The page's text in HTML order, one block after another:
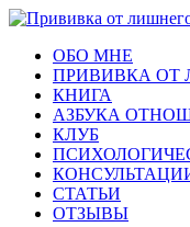
ОБО МНЕ
ПРИВИВКА ОТ
КНИГА
АЗБУКА
КЛУБ
СТАТЬИ
ОТЗЫВЫ